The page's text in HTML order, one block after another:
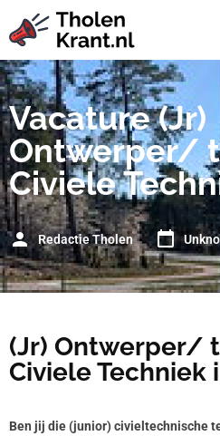
Vacature (Jr)
Ontwerper/
Civiele
Redactie Tholen
(Jr) Ontwerper/
Civiele Techniek
Ben jij die (junior) civieltechnische